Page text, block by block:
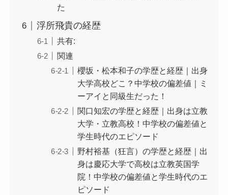
た
浮所飛貴の経歴
共有:
関連
櫻坂・松本和子の学歴と経歴｜出身
大学高校どこ？中学校の偏差値｜ミ
ーアイと同級生だった！
関口知宏の学歴と経歴｜出身は立教
大学・立教高校！中学校の偏差値と
学生時代のエピソード
野村裕基（狂言）の学歴と経歴｜出
身は慶応大学で高校は立教英国学
院！中学校の偏差値と学生時代のエ
ピソード